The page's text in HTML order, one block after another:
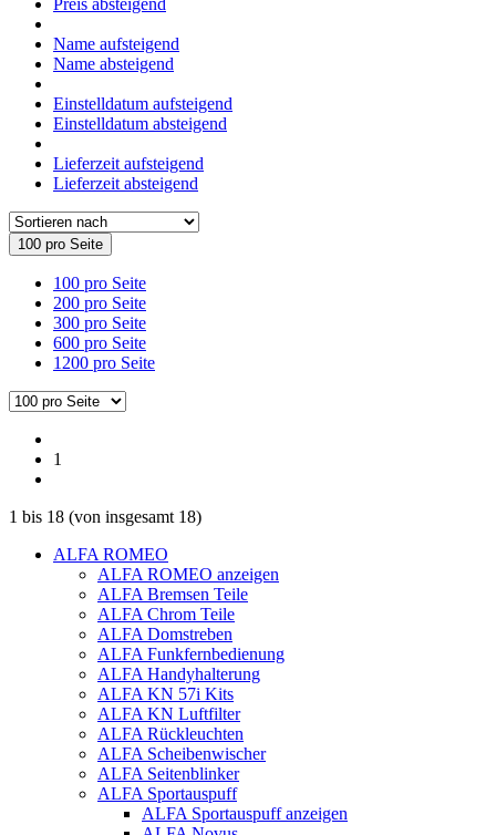
Name aufsteigend
Name absteigend
Einstelldatum aufsteigend
Einstelldatum absteigend
Lieferzeit aufsteigend
Lieferzeit absteigend
100 pro Seite
100 pro Seite
200 pro Seite
300 pro Seite
600 pro Seite
1200 pro Seite
1
1 bis 18 (von insgesamt 18)
ALFA ROMEO
ALFA ROMEO anzeigen
ALFA Bremsen Teile
ALFA Chrom Teile
ALFA Domstreben
ALFA Funkfernbedienung
ALFA Handyhalterung
ALFA KN 57i Kits
ALFA KN Luftfilter
ALFA Rückleuchten
ALFA Scheibenwischer
ALFA Seitenblinker
ALFA Sportauspuff
ALFA Sportauspuff anzeigen